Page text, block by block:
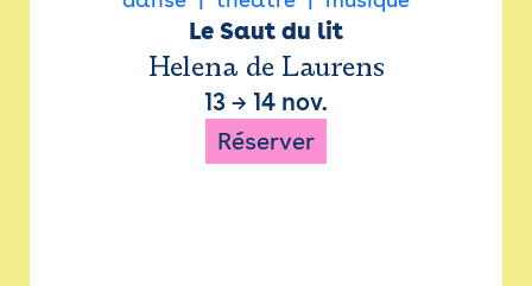
Le Saut du lit
Helena de Laurens
13 → 14 nov.
Réserver